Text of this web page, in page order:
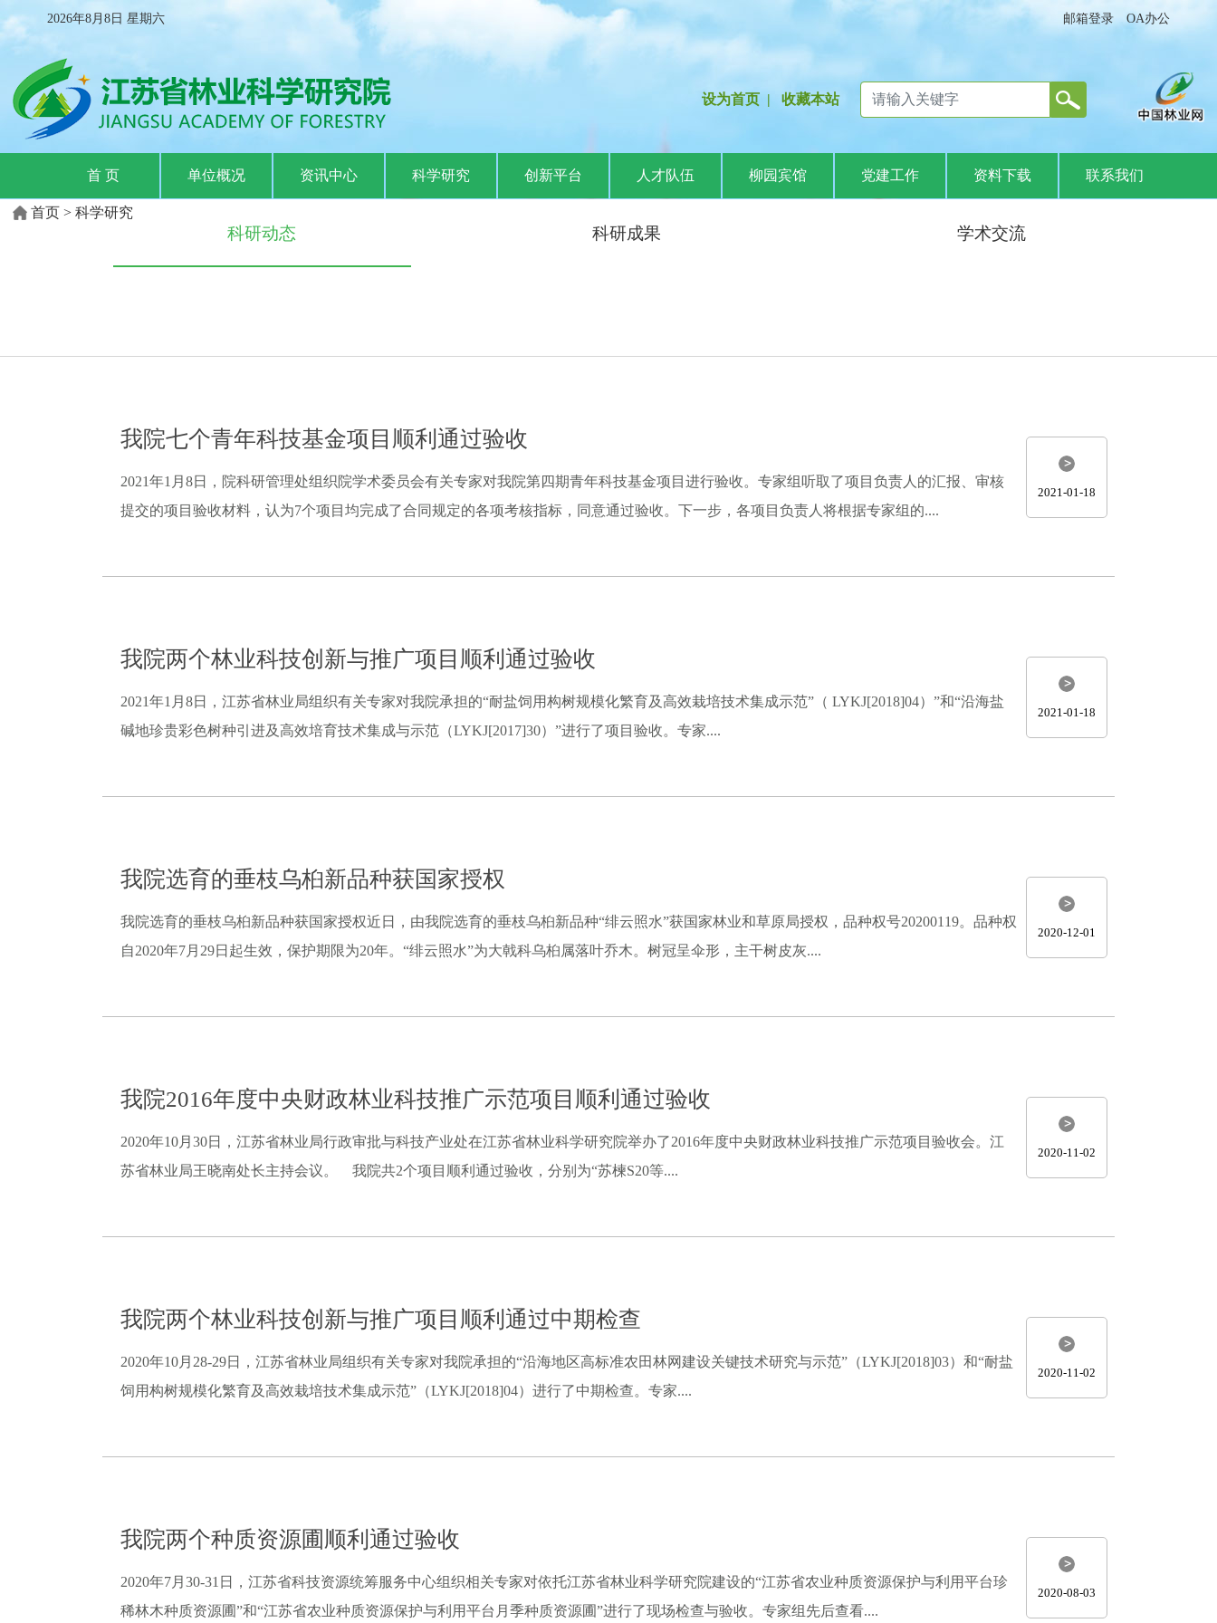
2026年8月8日 星期六 邮箱登录 OA办公
设为首页 | 收藏本站
首 页 单位概况 资讯中心 科学研究 创新平台 人才队伍 柳园宾馆 党建工作 资料下载 联系我们
首页 > 科学研究
科研动态 科研成果 学术交流
我院七个青年科技基金项目顺利通过验收
2021年1月8日，院科研管理处组织院学术委员会有关专家对我院第四期青年科技基金项目进行验收。专家组听取了项目负责人的汇报、审核
提交的项目验收材料，认为7个项目均完成了合同规定的各项考核指标，同意通过验收。下一步，各项目负责人将根据专家组的....
2021-01-18
我院两个林业科技创新与推广项目顺利通过验收
2021年1月8日，江苏省林业局组织有关专家对我院承担的“耐盐饲用构树规模化繁育及高效栽培技术集成示范”（ LYKJ[2018]04）”和“沿海盐
碱地珍贵彩色树种引进及高效培育技术集成与示范（LYKJ[2017]30）”进行了项目验收。专家....
2021-01-18
我院选育的垂枝乌桕新品种获国家授权
我院选育的垂枝乌桕新品种获国家授权近日，由我院选育的垂枝乌桕新品种“绯云照水”获国家林业和草原局授权，品种权号20200119。品种权
自2020年7月29日起生效，保护期限为20年。“绯云照水”为大戟科乌桕属落叶乔木。树冠呈伞形，主干树皮灰....
2020-12-01
我院2016年度中央财政林业科技推广示范项目顺利通过验收
2020年10月30日，江苏省林业局行政审批与科技产业处在江苏省林业科学研究院举办了2016年度中央财政林业科技推广示范项目验收会。江
苏省林业局王晓南处长主持会议。 我院共2个项目顺利通过验收，分别为“苏楝S20等....
2020-11-02
我院两个林业科技创新与推广项目顺利通过中期检查
2020年10月28-29日，江苏省林业局组织有关专家对我院承担的“沿海地区高标准农田林网建设关键技术研究与示范”（LYKJ[2018]03）和“耐盐
饲用构树规模化繁育及高效栽培技术集成示范”（LYKJ[2018]04）进行了中期检查。专家....
2020-11-02
我院两个种质资源圃顺利通过验收
2020年7月30-31日，江苏省科技资源统筹服务中心组织相关专家对依托江苏省林业科学研究院建设的“江苏省农业种质资源保护与利用平台珍
稀林木种质资源圃”和“江苏省农业种质资源保护与利用平台月季种质资源圃”进行了现场检查与验收。专家组先后查看....
2020-08-03